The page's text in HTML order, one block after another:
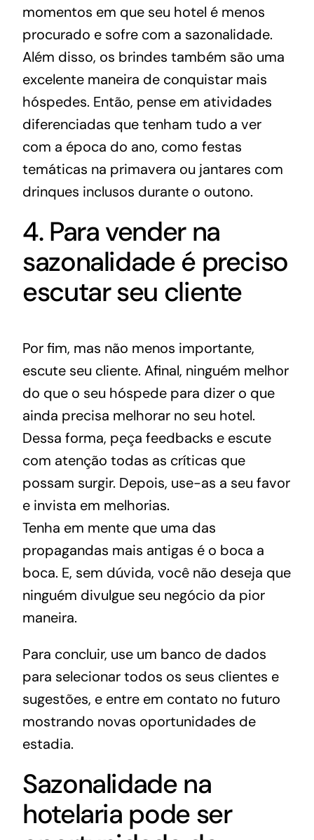
momentos em que seu hotel é menos
procurado e sofre com a sazonalidade.
Além disso, os brindes também são uma
excelente maneira de conquistar mais
hóspedes. Então, pense em atividades
diferenciadas que tenham tudo a ver
com a época do ano, como festas
temáticas na primavera ou jantares com
drinques inclusos durante o outono.
4. Para vender na
sazonalidade é preciso
escutar seu cliente
Por fim, mas não menos importante,
escute seu cliente. Afinal, ninguém melhor
do que o seu hóspede para dizer o que
ainda precisa melhorar no seu hotel.
Dessa forma, peça feedbacks e escute
com atenção todas as críticas que
possam surgir. Depois, use-as a seu favor
e invista em melhorias.
Tenha em mente que uma das
propagandas mais antigas é o boca a
boca. E, sem dúvida, você não deseja que
ninguém divulgue seu negócio da pior
maneira.
Para concluir, use um banco de dados
para selecionar todos os seus clientes e
sugestões, e entre em contato no futuro
mostrando novas oportunidades de
estadia.
Sazonalidade na
hotelaria pode ser